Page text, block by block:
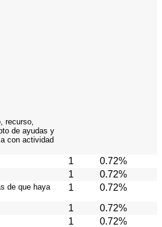
recurso,
de ayudas y
con actividad
1 0.72%
1 0.72%
de que haya
1 0.72%
1 0.72%
1 0.72%